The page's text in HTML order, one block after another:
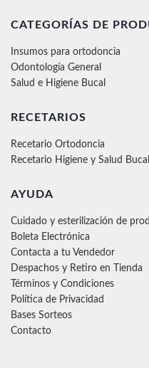
CATEGORÍAS DE
Insumos para ortodoncia
Odontología General
Salud e Higiene Bucal
RECETARIOS
Recetario Ortodoncia
Recetario Higiene y Salud Bucal
AYUDA
Cuidado y esterilización de
Boleta Electrónica
Contacta a tu Vendedor
Despachos y Retiro en Tienda
Términos y Condiciones
Política de Privacidad
Bases Sorteos
Contacto